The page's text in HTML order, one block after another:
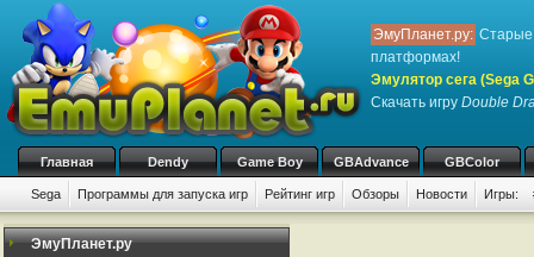
ЭмуПланет.ру: Старые
платформах!
Эмулятор сега (Sega
Скачать игру Double
Главная Dendy Game Boy GBAdvance GBColor
Sega Программы для запуска игр Рейтинг игр Обзоры Новости Игры:
ЭмуПланет.ру